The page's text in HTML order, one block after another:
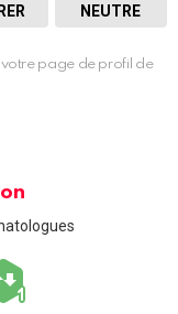
NEUTRE
votre page de profil de